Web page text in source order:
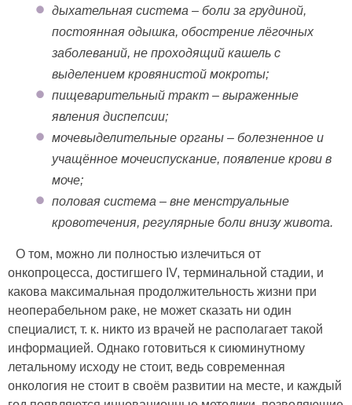
дыхательная система – боли за грудиной,
постоянная одышка, обострение лёгочных
заболеваний, не проходящий кашель с
выделением кровянистой мокроты;
пищеварительный тракт – выраженные
явления диспепсии;
мочевыделительные органы – болезненное и
учащённое мочеиспускание, появление крови в
моче;
половая система – вне менструальные
кровотечения, регулярные боли внизу живота.
О том, можно ли полностью излечиться от
онкопроцесса, достигшего IV, терминальной стадии, и
какова максимальная продолжительность жизни при
неоперабельном раке, не может сказать ни один
специалист, т. к. никто из врачей не располагает такой
информацией. Однако готовиться к сиюминутному
летальному исходу не стоит, ведь современная
онкология не стоит в своём развитии на месте, и каждый